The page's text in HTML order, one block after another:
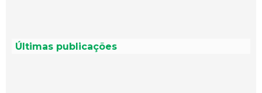
Últimas publicações